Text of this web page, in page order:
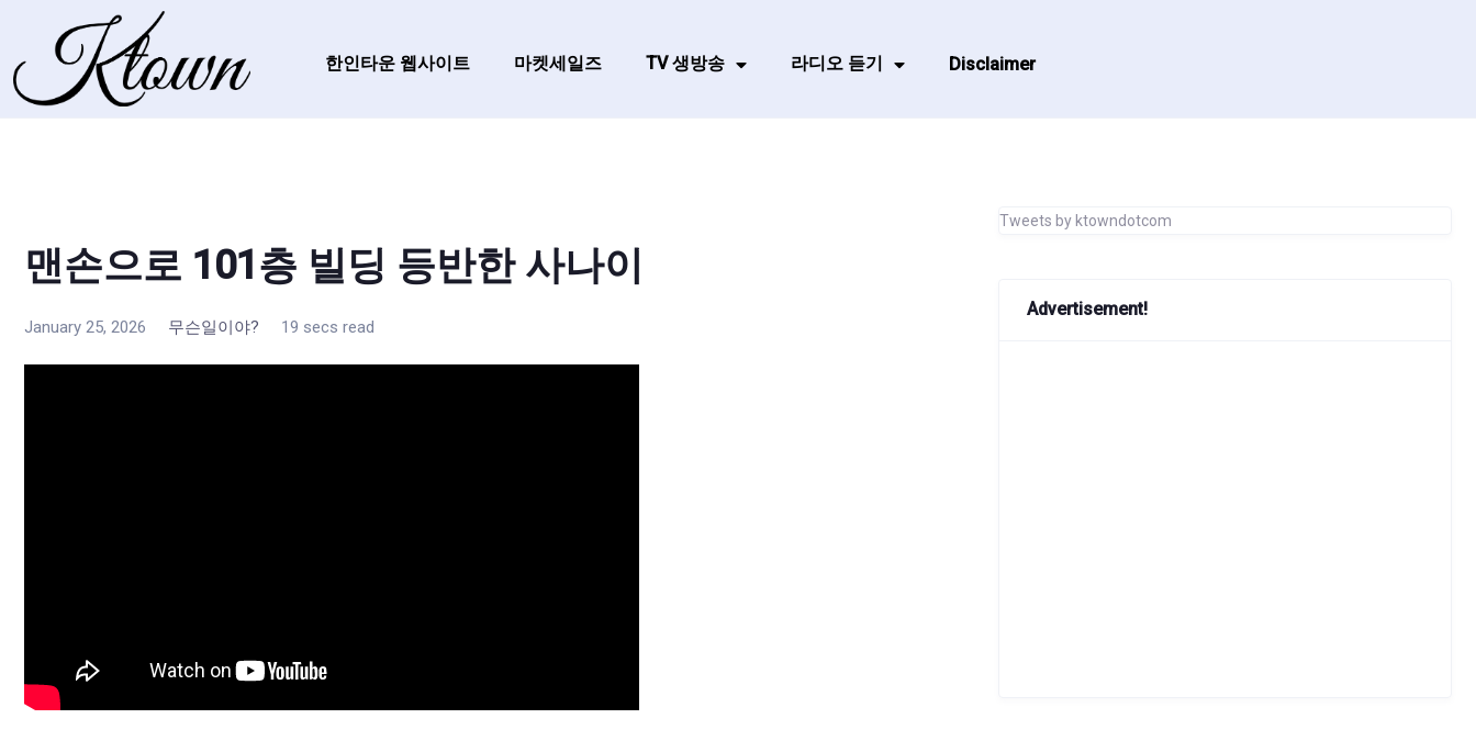
한인타운 웹사이트 마켓세일즈 TV 생방송 라디오 듣기 Disclaimer
맨손으로 101층 빌딩 등반한 사나이
January 25, 2026 무슨일이야? 19 secs read
Tweets by ktowndotcom
Advertisement!